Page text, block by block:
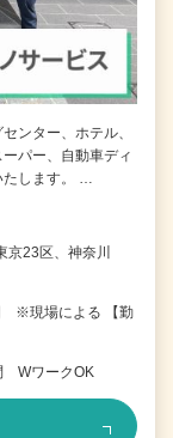
ンター、ホテル、
パー、自動車ディ
たします。 …
23区、神奈川
※現場による 【勤
WワークOK